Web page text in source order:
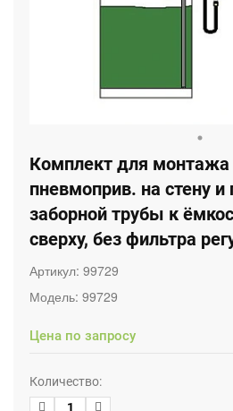
Комплект для монтажа
пневмоприв. на стену и
заборной трубы к
сверху, без фильтра
Артикул: 99729
Модель: 99729
Цена по запросу
Количество: